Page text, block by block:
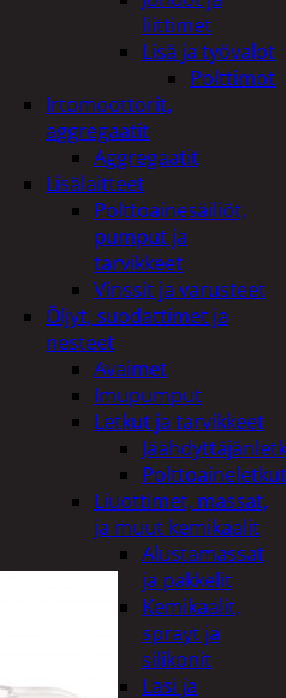
liittimet
Lisä ja työvalot
Polttimot
Irtomoottorit,
aggregaatit
Aggregaatit
Lisälaitteet
Polttoainesäiliöt,
pumput ja
tarvikkeet
Vinssit ja varusteet
Öljyt, suodattimet ja
nesteet
Avaimet
Imupumput
Letkut ja tarvikkeet
Polttoaineletkut
Liuottimet, massat,
ja muut kemikaalit
Alustamassat
ja pakkelit
Kemikaalit,
sprayt ja
silikonit
Lasi ja